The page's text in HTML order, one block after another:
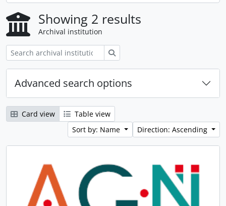
Showing 2 results
Archival institution
Advanced search options
Card view
Table view
Sort by: Name
Direction: Ascending